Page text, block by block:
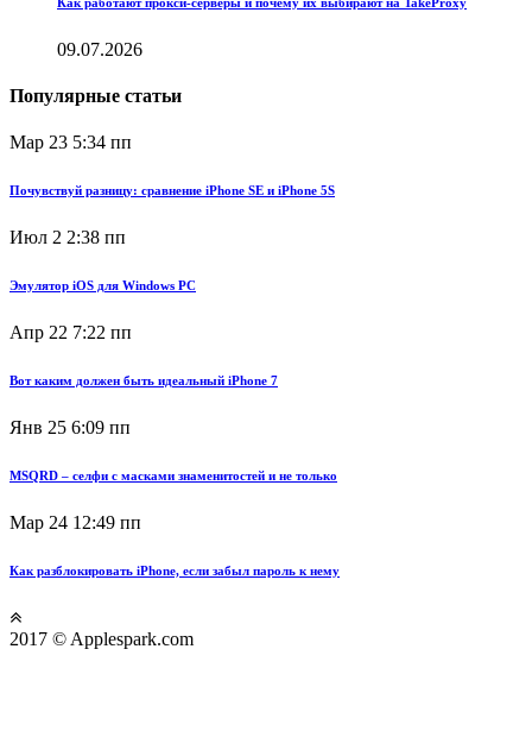
09.07.2026
Популярные статьи
Мар 23 5:34 пп
Почувствуй разницу: сравнение iPhone SE и iPhone 5S
Июл 2 2:38 пп
Эмулятор iOS для Windows PC
Апр 22 7:22 пп
Вот каким должен быть идеальный iPhone 7
Янв 25 6:09 пп
MSQRD – селфи с масками знаменитостей и не только
Мар 24 12:49 пп
Как разблокировать iPhone, если забыл пароль к нему
2017 © Applespark.com